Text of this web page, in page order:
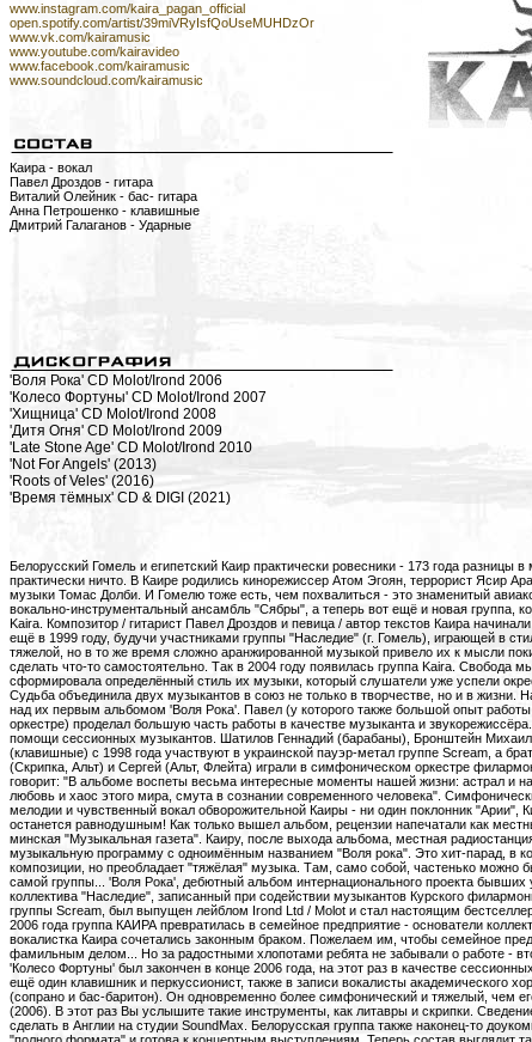
www.instagram.com/kaira_pagan_official
open.spotify.com/artist/39miVRyIsfQoUseMUHDzOr
www.vk.com/kairamusic
www.youtube.com/kairavideo
www.facebook.com/kairamusic
www.soundcloud.com/kairamusic
Каира - вокал
Павел Дроздов - гитара
Виталий Олейник - бас- гитара
Анна Петрошенко - клавишные
Дмитрий Галаганов - Ударные
'Воля Рока' CD Molot/Irond 2006
'Колесо Фортуны' CD Molot/Irond 2007
'Хищница' CD Molot/Irond 2008
'Дитя Огня' CD Molot/Irond 2009
'Late Stone Age' CD Molot/Irond 2010
'Not For Angels' (2013)
'Roots of Veles' (2016)
'Время тёмных' CD & DIGI (2021)
Белорусский Гомель и египетский Каир практически ровесники - 173 года разницы в масштабах мироздания - практически ничто. В Каире родились кинорежиссер Атом Эгоян, террорист Ясир Арафат и гений электронной музыки Томас Долби. И Гомелю тоже есть, чем похвалиться - это знаменитый авиаконструктор Микоян, популярный вокально-инструментальный ансамбль "Сябры", а теперь вот ещё и новая группа, которая прямо так и называется - Kaira. Композитор / гитарист Павел Дроздов и певица / автор текстов Каира начинали свой путь на тяжелую сцену ещё в 1999 году, будучи участниками группы "Наследие" (г. Гомель), играющей в стиле хард-рок. Увлечение более тяжелой, но в то же время сложно аранжированной музыкой привело их к мысли покинуть состав и попробовать сделать что-то самостоятельно. Так в 2004 году появилась группа Kaira. Свобода мыслей и действий сформировала определённый стиль их музыки, который слушатели уже успели окрестить арт-симфо-метал. Судьба объединила двух музыкантов в союз не только в творчестве, но и в жизни. Началась интенсивная работа над их первым альбомом 'Воля Рока'. Павел (у которого также большой опыт работы в эстрадно-симфоническом оркестре) проделал большую часть работы в качестве музыканта и звукорежиссёра. Конечно, не обошлось без помощи сессионных музыкантов. Шатилов Геннадий (барабаны), Бронштейн Михаил (бас-гитара) и Логинов Сергей (клавишные) с 1998 года участвуют в украинской пауэр-метал группе Scream, а братья Парфёновы Алексей (Скрипка, Альт) и Сергей (Альт, Флейта) играли в симфоническом оркестре филармонии города Курска. Каира говорит: "В альбоме воспеты весьма интересные моменты нашей жизни: астрал и наша внутренняя вселенная, любовь и хаос этого мира, смута в сознании современного человека". Симфонические аранжировки, хитовые мелодии и чувственный вокал обворожительной Каиры - ни один поклонник "Арии", Кипелова и Сергея Маврина не останется равнодушным! Как только вышел альбом, рецензии напечатали как местные печатные издания, так и минская "Музыкальная газета". Каиру, после выхода альбома, местная радиостанция "107.4 Fm" пригласила вести музыкальную программу с одноимённым названием "Воля рока". Это хит-парад, в котором звучат разные композиции, но преобладает "тяжёлая" музыка. Там, само собой, частенько можно было слышать и композиции самой группы... 'Воля Рока', дебютный альбом интернационального проекта бывших участников белорусского коллектива "Наследие", записанный при содействии музыкантов Курского филармонического оркестра и украинской группы Scream, был выпущен лейблом Irond Ltd / Molot и стал настоящим бестселлером лета 2006 года! 26 августа 2006 года группа КАИРА превратилась в семейное предприятие - основатели коллектива, гитарист Павел Дроздов и вокалистка Каира сочетались законным браком. Пожелаем им, чтобы семейное предприятие стало с годами ещё и фамильным делом... Но за радостными хлопотами ребята не забывали о работе - второй десятипесенный альбом 'Колесо Фортуны' был закончен в конце 2006 года, на этот раз в качестве сессионных музыкантов были привлечены ещё один клавишник и перкуссионист, также в записи вокалисты академического хора гомельской филармонии (сопрано и бас-баритон). Он одновременно более симфонический и тяжелый, чем его предшественник, 'Воля Рока' (2006). В этот раз Вы услышите такие инструменты, как литавры и скрипки. Сведение и мастеринг решено было сделать в Англии на студии SoundMax. Белорусская группа также наконец-то доукомплектовала свой состав до "полного формата" и готова к концертным выступлениям. Теперь состав выглядит так: Каира-вокал, Павел Дроздов - гитара, Владимир Царик - гитара, Александр Докучаев - бас, Александр Генеральчик - клавиши, Сергей Грудинин - ударные, Анастасия Кожемякина - скрипка, Алина Варушина - виола, Анжела Абрамова - виола и Павел Ковалеко - бэк-вокал (бас-баритон). Все музыканты из города Гомеля. Закончены и съемки клипа на песню "На край всего" - этому немного мешали погодные условия, несколько участников процесса даже "чуть приболели". Клип снимался в лесу под Гомелем, "ночью, при шести киловатт света и десяти киловатт аппаратуры с 18.00 до 05.00". На съемках работали: режиссер Каира, оператор Юрий Герасимчук, пиротехник Павел Можейко и все новые музыканты. Клип вы сможете найти на мультимедийной секции альбома. С 14 февраля 2007 в Белоруссии клип группы можно видеть на первом музыкальном телеканале ONE, а также заказать рингтон. Выход диска состоится в марте 2007 года. Он полон настоящих хитов, и один из них, песня о пирате Генри Моргане "Морские дьяволы", стал украшением сборника тяжёлой музыки 'Центр тяжести 2' (Go-Records). Главная изюминка новой работы - потрясающая финальная кавер-версия на первую часть сценической кантаты Карла Орфа "Кармина Бурана". Из-за переноса срока записи следующего, третьего полноформатного студийного альбома, группа была вынуждена отменить тур по Польше, Литве и Украине, который включал в себя 16 концертов. Однако они успели дать несколько концертов на территории Белоруси; летом группе удалось выступить на нескольких международных байк-фестивалях, в том числе в качестве хэдлайнера. Интервью с группой и клип были показанв ы эфире крупнейшего российского альтернативного музыкального телеканала A-One, а 1 января 2008 года "Каира" дала концерт в Москве в поддержку группы Catharsis. К этому времени на студиях Kairarecords и SoundMax (Англия) была завершена запись третьего альбома 'Хищница' при участии вокалистов академического хора. Альбом состоит из 10 треков. Сведение и мастеринг производился на студиях SoundMax (Англия) и Kairarecords. Альбом выйдет в двух вариантах: русскоязычный - февраль 2008, англоязычный - апрель 2008 года. Диск содержит трек "Беги", вошедший в саундтрек фильма "To Escape From Destiny" (Англия), который будет выпущен компанией Screen Gems в сентябре 2008 года. А также - песню о братьях Запашных под названием "Легенда о братьях Камелот" и композицию "Отчаянные", посвящённую мотоклубу "Desperados" (официальному партнёру группы). Для музыки группы, плотного симфонического прог/пауэра с мощным женским вокалом, трудно подыскать достойные сравнения. Этой серьезной работе европейского качества воздадут должное не только поклонники "Арии" и "Кипелова", но и любители серьезных опусов в духе Rage, Angra и Kamelot. В 2008 году группа приняля участие в фестивале в Санкт-Петербурге (г. Пушкин) "Rock Palace-2008". И вскоре объявила о новых музыкантах и о записи нового альбома 'Дитя Огня', которые начались в конце 2008 года. Состав коллектива значительно обновился - благодаря новым музыкантам группа приобрела новое звучание и стиль исполнения. Помимо вокалистки Каиры и гитариста / композитора Павла Дроздова в составе теперь Александр Петрунин (бас-гитара), Анна Захарова (клавишные), Макс Белый (ударные), Анастасия Кожемякина (скрипка), Екатерина Бабкова (виола). "Метал, Секс и Огонь!" - вот какой девиз больше всего подойдет для новой работы "Каиры". Их симфо-метал в этот раз следует наградить приставкой "секс"! Ибо накал эротических страстей в их творчестве ныне нешуточный, а лирика предельно откровенна и недвусмысленна. Четвёртый полноформатный альбом -рассказ об огне. Огонь, как живое существо, даёт тепло, надежду и любовь. Но время от времени огонь сжигает того кого любит, того кто его любит. Огонь всегда сам по себе... 'Дитя Огня' - пламенный, жгучий, раскаленный до предела альбом. Диск о страсти и похоти, подмене ценностей, гневе и ярости, о горящем сердце и взрывной силе мысли. Современный симфо-метал, основу которого составляет классический хэви, во всех